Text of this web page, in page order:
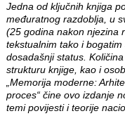
Jedna od ključnih knjiga
međuratnog razdoblja, u
(25 godina nakon njezina
tekstualnim tako i
dosadašnji status.
strukturu knjige, kao i
„Memorija moderne:
proces“ čine ovo izdanje
temi povijesti i teorije